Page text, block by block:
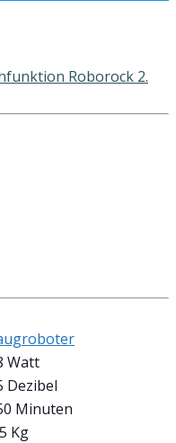
Roborock 2.
Watt
Dezibel
Minuten
Kg